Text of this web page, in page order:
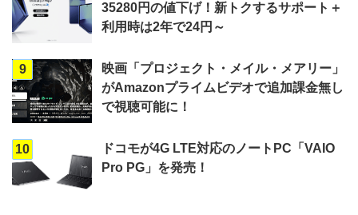
35280円の値下げ！新トクするサポート＋
利用時は2年で24円～
9
映画「プロジェクト・メイル・メアリー」
がAmazonプライムビデオで追加課金無し
で視聴可能に！
10
ドコモが4G LTE対応のノートPC「VAIO
Pro PG」を発売！